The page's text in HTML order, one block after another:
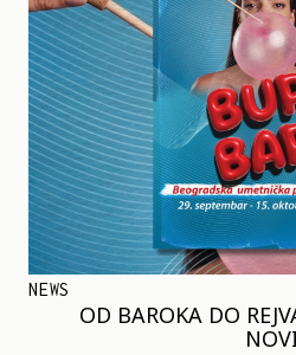
NEWS
OD BAROKA DO